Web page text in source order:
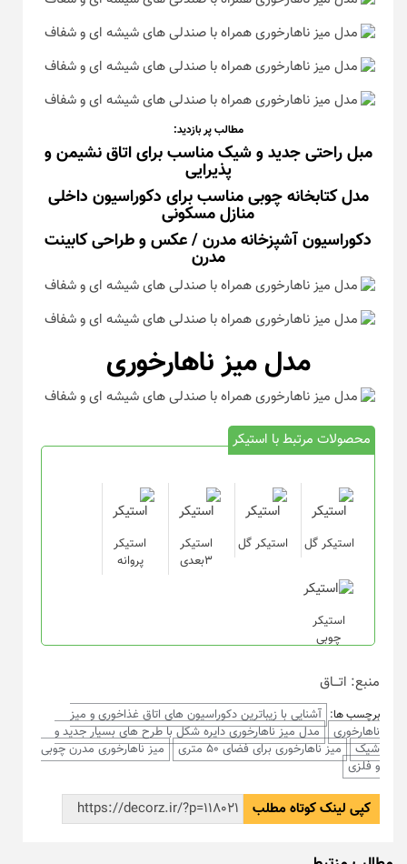
مطالب پر بازدید:
مبل راحتی جدید و شیک مناسب برای اتاق نشیمن و
پذیرایی
مدل کتابخانه چوبی مناسب برای دکوراسیون داخلی
منازل مسکونی
دکوراسیون آشپزخانه مدرن / عکس و طراحی کابینت
مدرن
مدل میز ناهارخوری
محصولات مرتبط با استیکر
استیکر گل استیکر گل
استیکر
۳بعدی
استیکر
پروانه
استیکر
چوبی
منبع: اتـــاق
برچسب ها: آشنایی با زیباترین دکوراسیون های اتاق غذاخوری و میز
ناهارخوری
مدل میز ناهارخوری دایره شکل با طرح های بسیار جدید و
شیک
میز ناهارخوری برای فضای 50 متری
میز ناهارخوری مدرن چوبی
و فلزی
کپی لینک کوتاه مطلب